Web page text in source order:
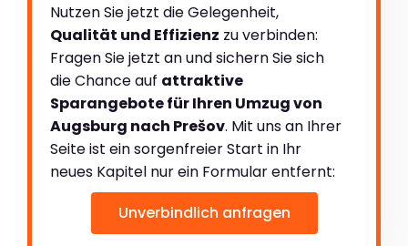
Nutzen Sie jetzt die Gelegenheit,
Qualität und Effizienz zu verbinden:
Fragen Sie jetzt an und sichern Sie sich
die Chance auf attraktive
Sparangebote für Ihren Umzug von
Augsburg nach Prešov. Mit uns an Ihrer
Seite ist ein sorgenfreier Start in Ihr
neues Kapitel nur ein Formular entfernt:
Unverbindlich anfragen